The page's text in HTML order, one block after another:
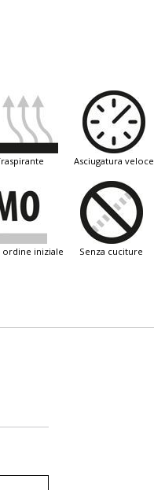
traspirante asciugatura veloce
ordine iniziale senza cuciture